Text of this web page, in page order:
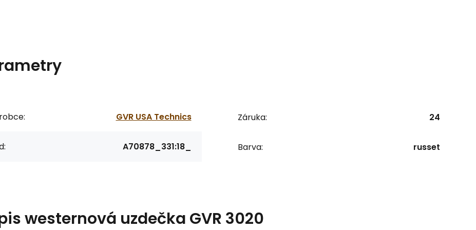
GVR USA Technics
A70878_331:18_
Záruka: 24
Barva: russet
westernová uzdečka GVR 3020